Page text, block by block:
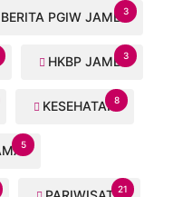
BERITA PGIW JAMBI3
HKBP JAMBI3
KESEHATAN8
5
21